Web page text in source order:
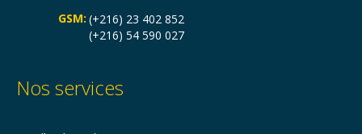
GSM: (+216) 23 402 852
(+216) 54 590 027
Nos services